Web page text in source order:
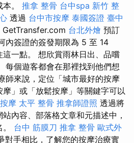
。 推拿 整骨 台中spa 新竹 整
透過 台中市按摩 泰國簽證 臺中
GetTransfer.com 台北外燴 預訂
內簽證的簽發期限為 5 至 14
一點。 想欣賞雨林日出、品嚐
每個遊客都會在那裡找到他們想
師來說，定位「城市最好的按摩
」或「放鬆按摩」等關鍵字可以
摩 太平 整骨 推拿師證照 透過將
內容、部落格文章和元描述中，
台中 筋膜刀 推拿 整骨 歐式外
對手相比，了解您的按摩治療實